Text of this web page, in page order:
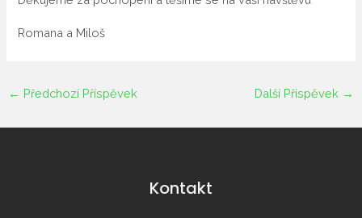
Romana a Miloš
← Předchozí Příspěvek Další Příspěvek →
Kontakt